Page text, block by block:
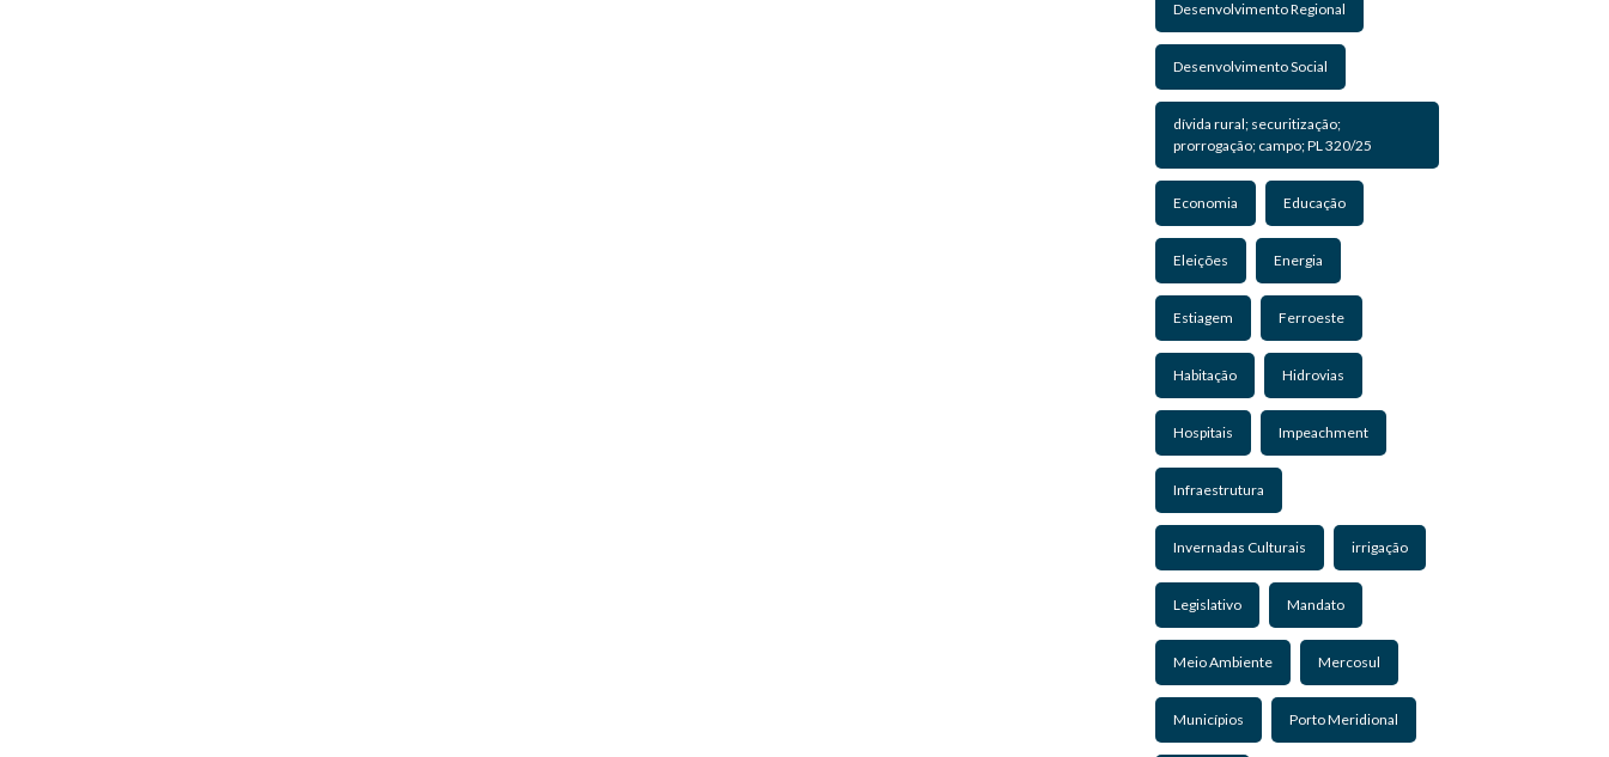
Desenvolvimento Regional
Desenvolvimento Social
dívida rural; securitização;
prorrogação; campo; PL 320/25
Economia Educação
Eleições Energia
Estiagem Ferroeste
Habitação Hidrovias
Hospitais Impeachment
Infraestrutura
Invernadas Culturais irrigação
Legislativo Mandato
Meio Ambiente Mercosul
Municípios Porto Meridional